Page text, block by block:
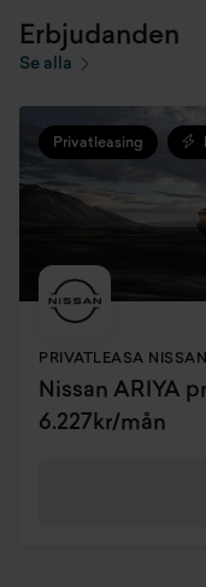
Erbjudanden
Se alla
Privatleasing
PRIVATLEASA
Nissan ARIYA
6.227kr/mån